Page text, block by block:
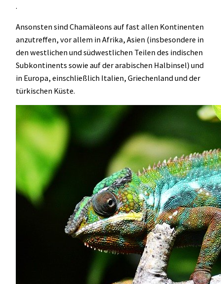
.
Ansonsten sind Chamäleons auf fast allen Kontinenten
anzutreffen, vor allem in Afrika, Asien (insbesondere in
den westlichen und südwestlichen Teilen des indischen
Subkontinents sowie auf der arabischen Halbinsel) und
in Europa, einschließlich Italien, Griechenland und der
türkischen Küste.